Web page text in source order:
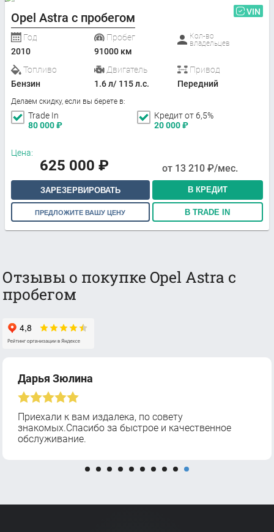
Opel Astra с пробегом VIN
Год
2010
Пробег
91000 км
Кол-во
владельцев
Топливо
Бензин
Двигатель
1.6 л/ 115 л.с.
Привод
Передний
Делаем скидку, если вы берете в:
Trade In
80 000₽
Кредит от 6,5%
20 000₽
Цена:
625 000 ₽ от 13 210 ₽/мес.
ЗАРЕЗЕРВИРОВАТЬ В КРЕДИТ
ПРЕДЛОЖИТЕ ВАШУ ЦЕНУ В TRADE IN
Отзывы о покупке Opel Astra с
пробегом
Дарья Зюлина
Приехали к вам издалека, по совету
знакомых.Спасибо за быстрое и качественное
обслуживание.